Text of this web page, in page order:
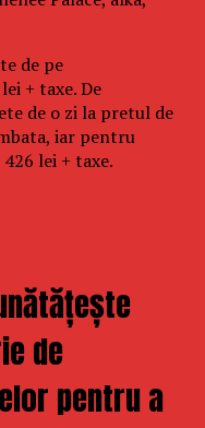
de pe
+ taxe. De
de o zi la pretul de
iar pentru
lei + taxe.
de
pentru a